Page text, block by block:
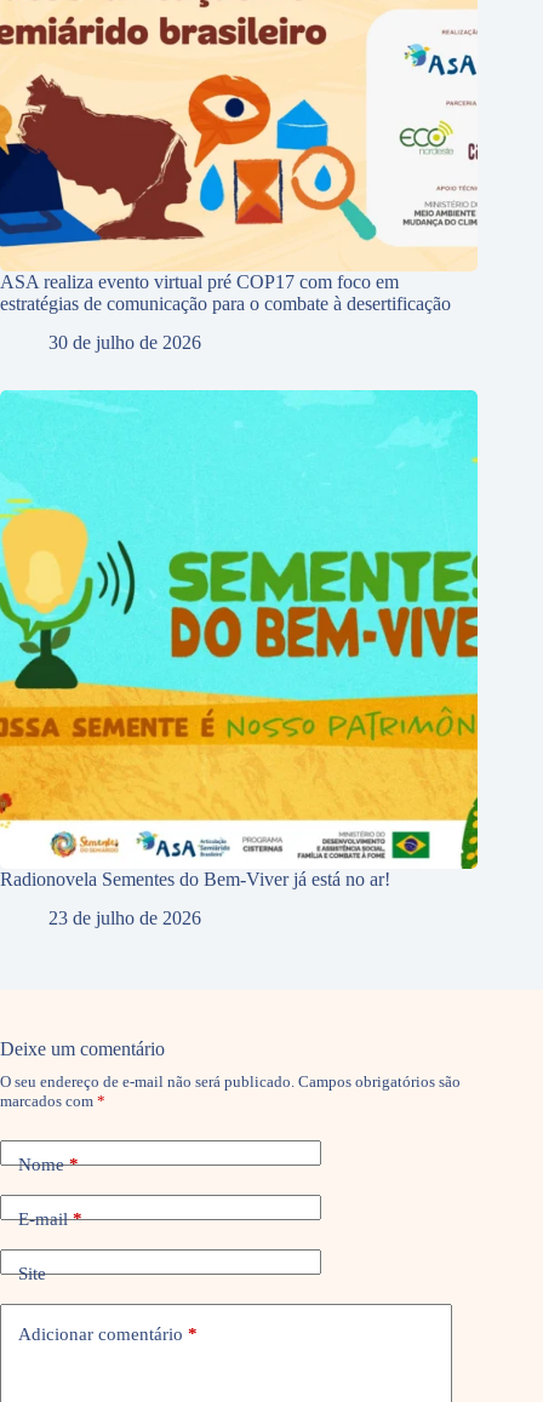
ASA realiza evento virtual pré COP17 com foco em
estratégias de comunicação para o combate à desertificação
30 de julho de 2026
Radionovela Sementes do Bem-Viver já está no ar!
23 de julho de 2026
Deixe um comentário
O seu endereço de e-mail não será publicado. Campos obrigatórios são
marcados com *
Nome*
E-mail*
Site
Adicionar comentário *